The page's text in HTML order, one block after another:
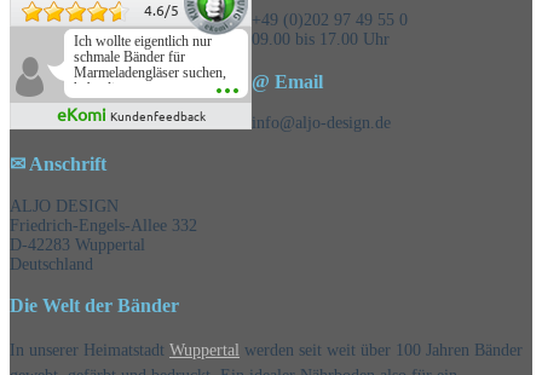
4.6/5
Ich wollte eigentlich nur
schmale Bänder für
Marmeladengläser suchen,
habe die
Überraschungsbänder
mitbestellt und war positiv
überrascht, schöne
eKomi Kundenfeedback
+49 (0)202 97 49 55 0
09.00 bis 17.00 Uhr
@ Email
info@aljo-design.de
✉ Anschrift
ALJO DESIGN
Friedrich-Engels-Allee 332
D-42283 Wuppertal
Deutschland
Die Welt der Bänder
In unserer Heimatstadt Wuppertal werden seit weit über 100 Jahren Bänder